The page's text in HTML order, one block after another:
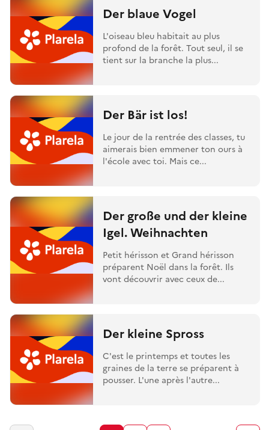
Der blaue Vogel
L'oiseau bleu habitait au plus
profond de la forêt. Tout seul, il se
tient sur la branche la plus...
Der Bär ist los!
Le jour de la rentrée des classes, tu
aimerais bien emmener ton ours à
l'école avec toi. Mais ce...
Der große und der kleine
Igel. Weihnachten
Petit hérisson et Grand hérisson
préparent Noël dans la forêt. Ils
vont découvrir avec ceux de...
Der kleine Spross
C'est le printemps et toutes les
graines de la terre se préparent à
pousser. L'une après l'autre...